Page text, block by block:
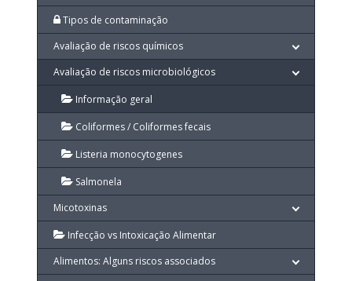
Tipos de contaminação
Avaliação de riscos químicos
Avaliação de riscos microbiológicos
Informação geral
Coliformes / Coliformes fecais
Listeria monocytogenes
Salmonela
Micotoxinas
Infecção vs Intoxicação Alimentar
Alimentos: Alguns riscos associados